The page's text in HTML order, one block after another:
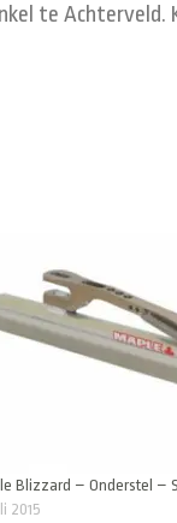
te Achterveld.
Blizzard – Onderstel –
2015